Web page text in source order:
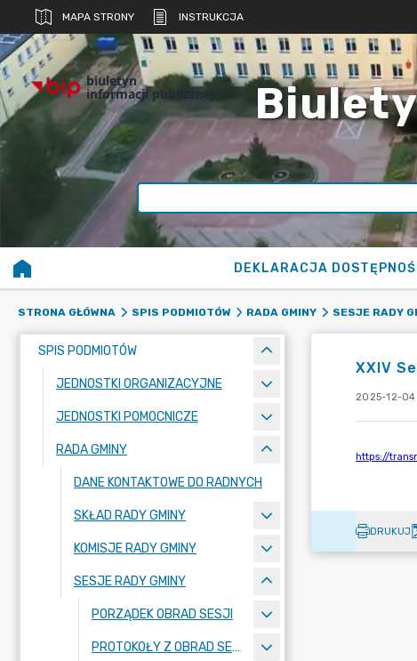
MAPA STRONY INSTRUKCJA
biuletyn
informacji publicznej
DEKLARACJA
STRONA GŁÓWNA SPIS PODMIOTÓW RADA GMINY SESJE RADY
SPIS PODMIOTÓW
JEDNOSTKI ORGANIZACYJNE
JEDNOSTKI POMOCNICZE
RADA GMINY
DANE KONTAKTOWE DO RADNYCH
SKŁAD RADY GMINY
KOMISJE RADY GMINY
SESJE RADY GMINY
PORZĄDEK OBRAD SESJI
PROTOKOŁY Z OBRAD SESJI
XXIV
2025-12-04
DRUKUJ